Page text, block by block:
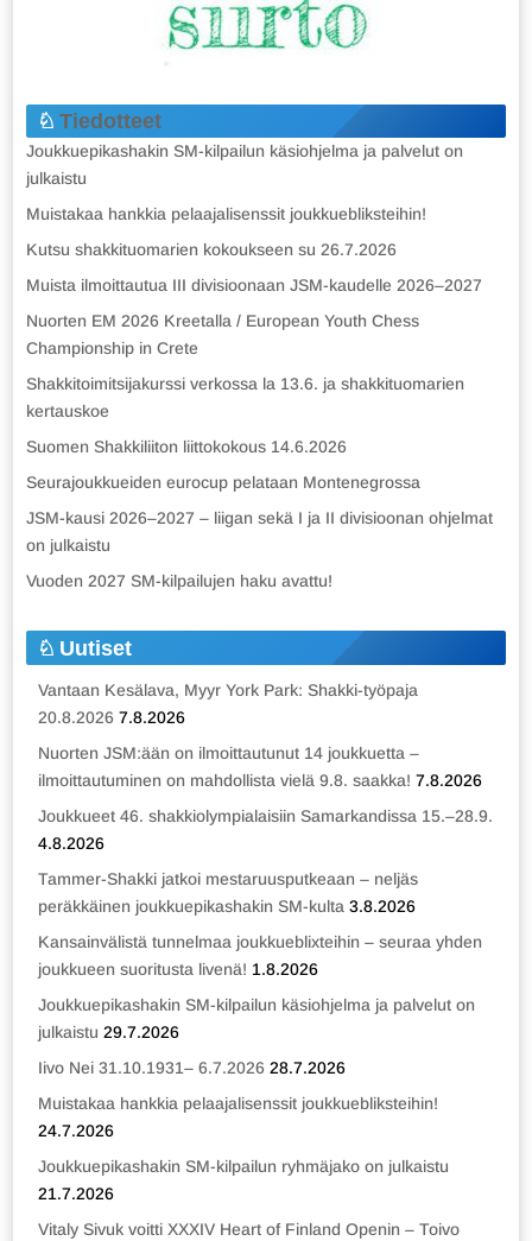
Tiedotteet
Joukkuepikashakin SM-kilpailun käsiohjelma ja palvelut on
julkaistu
Muistakaa hankkia pelaajalisenssit joukkuebliksteihin!
Kutsu shakkituomarien kokoukseen su 26.7.2026
Muista ilmoittautua III divisioonaan JSM-kaudelle 2026–2027
Nuorten EM 2026 Kreetalla / European Youth Chess
Championship in Crete
Shakkitoimitsijakurssi verkossa la 13.6. ja shakkituomarien
kertauskoe
Suomen Shakkiliiton liittokokous 14.6.2026
Seurajoukkueiden eurocup pelataan Montenegrossa
JSM-kausi 2026–2027 – liigan sekä I ja II divisioonan ohjelmat
on julkaistu
Vuoden 2027 SM-kilpailujen haku avattu!
Uutiset
Vantaan Kesälava, Myyr York Park: Shakki-työpaja
20.8.2026 7.8.2026
Nuorten JSM:ään on ilmoittautunut 14 joukkuetta –
ilmoittautuminen on mahdollista vielä 9.8. saakka! 7.8.2026
Joukkueet 46. shakkiolympialaisiin Samarkandissa 15.–28.9.
4.8.2026
Tammer-Shakki jatkoi mestaruusputkeaan – neljäs
peräkkäinen joukkuepikashakin SM-kulta 3.8.2026
Kansainvälistä tunnelmaa joukkueblixteihin – seuraa yhden
joukkueen suoritusta livenä! 1.8.2026
Joukkuepikashakin SM-kilpailun käsiohjelma ja palvelut on
julkaistu 29.7.2026
Iivo Nei 31.10.1931– 6.7.2026 28.7.2026
Muistakaa hankkia pelaajalisenssit joukkuebliksteihin!
24.7.2026
Joukkuepikashakin SM-kilpailun ryhmäjako on julkaistu
21.7.2026
Vitaly Sivuk voitti XXXIV Heart of Finland Openin – Toivo